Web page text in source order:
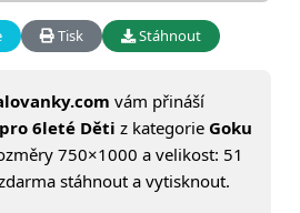
Tisk Stáhnout
vám přináší
6leté Děti z kategorie Goku
750×1000 a velikost: 51
stáhnout a vytisknout.